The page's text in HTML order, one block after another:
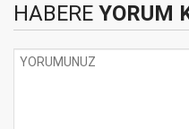
HABERE YORUM